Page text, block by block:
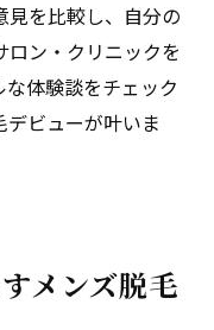
見を比較し、自分の
ロン・クリニックを
体験談をチェック
ビューが叶いま
メンズ脱毛